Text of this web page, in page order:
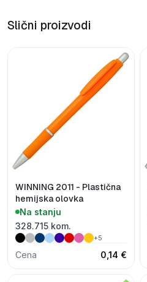
Slični proizvodi
WINNING 2011 - Plastična
hemijska olovka
Na stanju
328.715 kom.
+5
Cena 0,14 €